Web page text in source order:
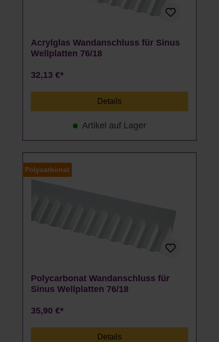
Acrylglas Wandanschluss für Sinus
Wellplatten 76/18
32,13 €*
Details
Artikel auf Lager
Polycarbonat
Polycarbonat Wandanschluss für
Sinus Wellplatten 76/18
35,90 €*
Details